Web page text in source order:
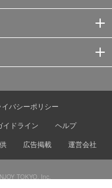
イバシーポリシー
イドライン
ヘルプ
広告掲載 運営会社
TOKYO, Inc.